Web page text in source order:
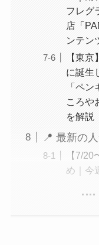
フレグ
店「
ンテン
【東
に誕生
「ペ
ころや
を解説
📍 最新の
【7/
め｜今